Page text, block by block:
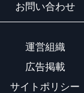
お問い合わせ
運営組織
広告掲載
サイトポリシー